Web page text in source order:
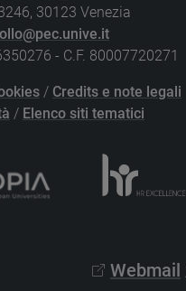
30123 Venezia
- C.F. 80007720271
/ Credits e note legali
/ Elenco siti tematici
Webmail